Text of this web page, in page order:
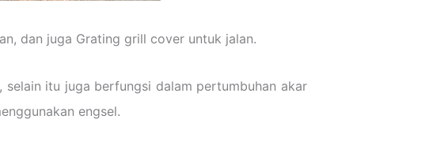
dan juga Grating grill cover untuk jalan.
itu juga berfungsi dalam pertumbuhan akar
engsel.